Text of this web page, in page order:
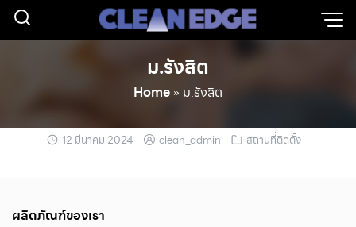
ม.รังสิต
Home » ม.รังสิต
12 มีนาคม 2024 clean_admin สถานที่ติดตั้ง
ผลิตภัณฑ์ของเรา